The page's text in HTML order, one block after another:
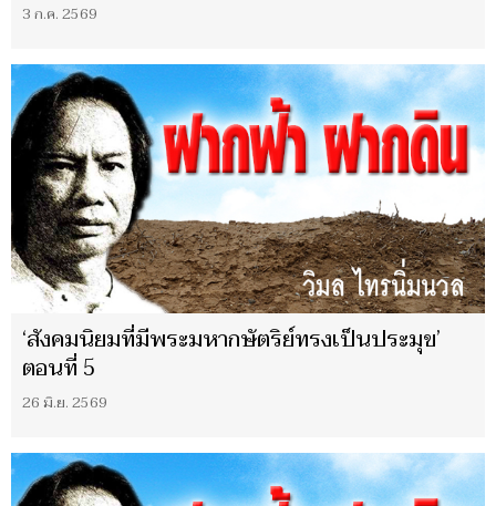
3 ก.ค. 2569
‘สังคมนิยมที่มีพระมหากษัตริย์ทรงเป็นประมุข’
ตอนที่ 5
26 มิ.ย. 2569